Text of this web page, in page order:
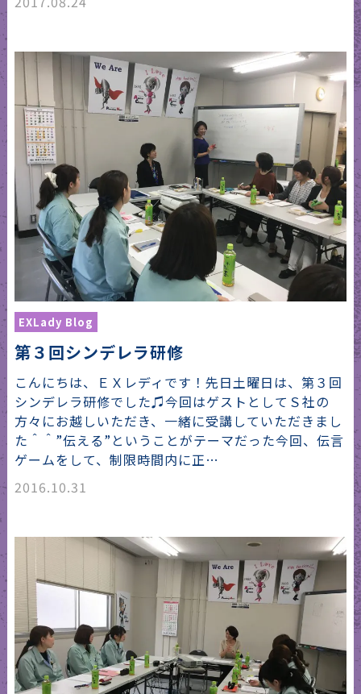
EXLady Blog
第３回シンデレラ研修
こんにちは、ＥＸレディです！先日土曜日は、第３回
シンデレラ研修でした♫今回はゲストとしてＳ社の
方々にお越しいただき、一緒に受講していただきまし
た＾＾”伝える”ということがテーマだった今回、伝言
ゲームをして、制限時間内に正…
2016.10.31